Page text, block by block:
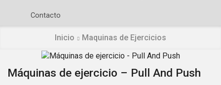
Contacto
Inicio Maquinas de Ejercicios
Máquinas de ejercicio – Pull And Push